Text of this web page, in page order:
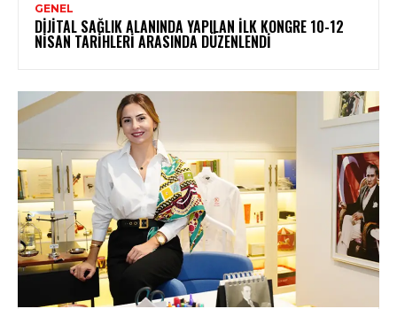
GENEL
DIJITAL SAĞLIK ALANINDA YAPILAN İLK KONGRE 10-12
NISAN TARIHLERI ARASINDA DÜZENLENDI